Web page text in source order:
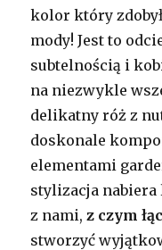
kolor który
mody! Jest to
subtelnością i
na niezwykle
delikatny róż z
doskonale
elementami
stylizacja
z nami,z czym
stworzyć